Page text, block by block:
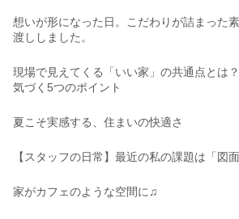
想いが形になった日。こだわりが詰まった
渡ししました。
現場で見えてくる「いい家」の共通点とは
気づく5つのポイント
夏こそ実感する、住まいの快適さ
【スタッフの日常】最近の私の課題は「図
家がカフェのような空間に♫